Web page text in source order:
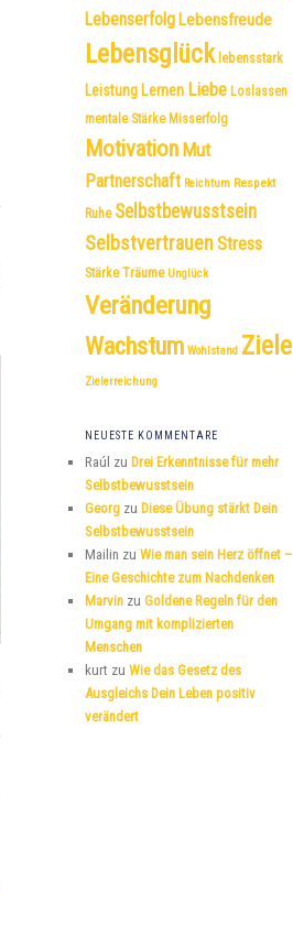
Lebenserfolg Lebensfreude
Lebensglück lebensstark
Leistung Lernen Liebe Loslassen
mentale Stärke Misserfolg
Motivation Mut
Partnerschaft Reichtum Respekt
Ruhe Selbstbewusstsein
SelbstvertrauenStress
Stärke Träume Unglück
Veränderung
Wachstum Wohlstand Ziele
Zielerreichung
NEUESTE KOMMENTARE
Raúl zu Drei Erkenntnisse für mehr
Selbstbewusstsein
Georg zu Diese Übung stärkt Dein
Selbstbewusstsein
Mailin zu Wie man sein Herz öffnet –
Eine Geschichte zum Nachdenken
Marvin zu Goldene Regeln für den
Umgang mit komplizierten
Menschen
kurt zu Wie das Gesetz des
Ausgleichs Dein Leben positiv
verändert